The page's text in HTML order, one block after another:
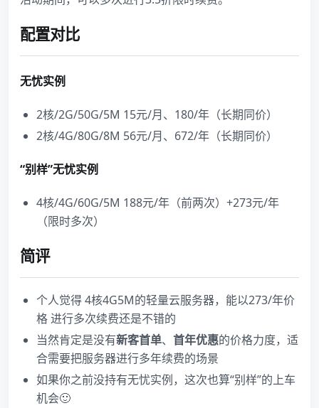
配置对比
无忧实例
2核/2G/50G/5M 15元/月、180/年（长期同价）
2核/4G/80G/8M 56元/月、672/年（长期同价）
“别样”无忧实例
4核/4G/60G/5M 188元/年（前两次）+273元/年
（限时多次）
简评
个人觉得 4核4G5M的轻量云服务器，能以273/年价
格 进行多次续费还是不错的
当然肯定是没有新客首单、首年优惠的价格力度，适
合需要把服务器进行多年续费的场景
如果你之前没持有无忧实例，这次也算“别样”的上车
机会🙂